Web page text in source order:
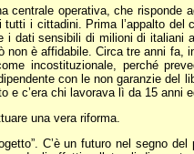
centrale operativa, che
i cittadini. Prima l’appalto
i dati sensibili di milioni di
non è affidabile. Circa tre anni fa,
incostituzionale, perché
con le non garanzie del
e c’era chi lavorava lì da 15 anni
una vera riforma.
C’è un futuro nel segno